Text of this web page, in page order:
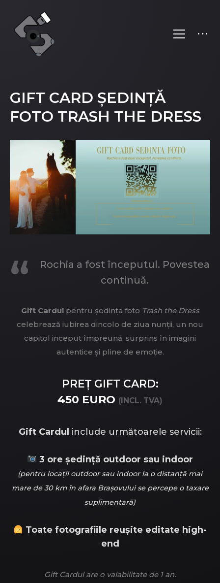
GIFT CARD ȘEDINȚĂ
FOTO TRASH THE DRESS
Rochia a fost începutul. Povestea
continuă.
Gift Cardulpentru ședința foto Trash the Dress
celebrează iubirea dincolo de ziua nunții, un nou
capitol inceput împreună, surprins în imagini
autentice și pline de emoție.
PREȚ GIFT CARD:
450 EURO (INCL. TVA)
Gift Cardul include următoarele servicii:
3 ore ședință outdoor sau indoor
(pentru locații outdoor sau indoor la o distanță mai
mare de 30 km în afara Brașovului se percepe o taxare
suplimentară)
Toate fotografiile reușite editate high-
end
Gift Cardul are o valabilitate de 1 an.